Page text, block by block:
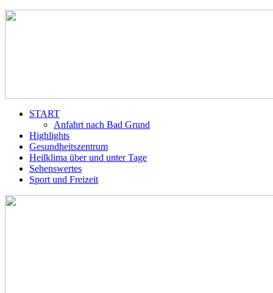
START
Anfahrt nach Bad Grund
Highlights
Gesundheitszentrum
Heilklima über und unter Tage
Sehenswertes
Sport und Freizeit